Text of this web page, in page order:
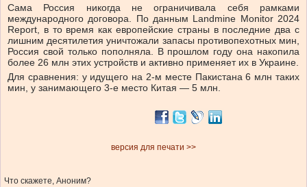
Сама Россия никогда не ограничивала себя рамками
международного договора. По данным Landmine Monitor 2024
Report, в то время как европейские страны в последние два с
лишним десятилетия уничтожали запасы противопехотных мин,
Россия свой только пополняла. В прошлом году она накопила
более 26 млн этих устройств и активно применяет их в Украине.
Для сравнения: у идущего на 2-м месте Пакистана 6 млн таких
мин, у занимающего 3-е место Китая — 5 млн.
версия для печати >>
Что скажете, Аноним?